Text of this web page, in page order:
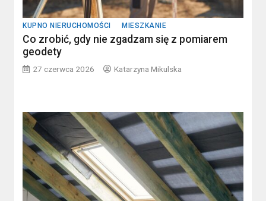
KUPNO NIERUCHOMOŚCI MIESZKANIE
Co zrobić, gdy nie zgadzam się z pomiarem
geodety
27 czerwca 2026 Katarzyna Mikulska